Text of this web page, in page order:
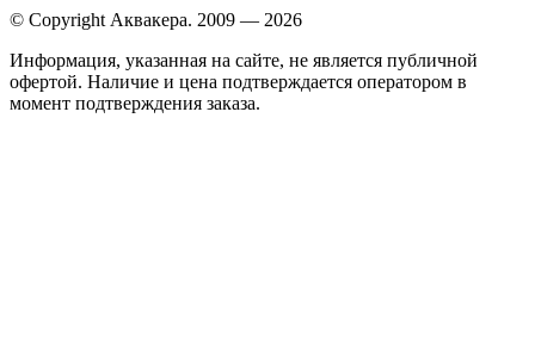
© Copyright Аквакера. 2009 — 2026
Информация, указанная на сайте, не является публичной
офертой. Наличие и цена подтверждается оператором в
момент подтверждения заказа.